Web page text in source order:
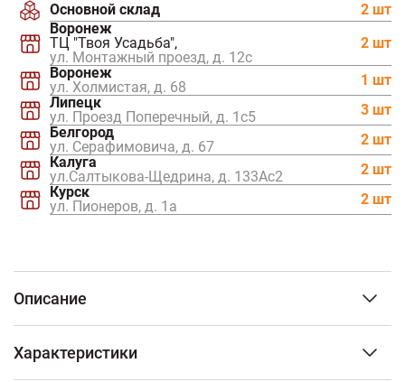
Основной склад
2 шт
Воронеж
ТЦ "Твоя Усадьба",
ул. Монтажный проезд, д. 12c
2 шт
Воронеж
ул. Холмистая, д. 68
1 шт
Липецк
ул. Проезд Поперечный, д. 1с5
3 шт
Белгород
ул. Серафимовича, д. 67
2 шт
Калуга
ул.Салтыкова-Щедрина, д. 133Ас2
2 шт
Курск
ул. Пионеров, д. 1а
2 шт
Описание
дымовых газов на неотапливаемых прямолинейных
Характеристики